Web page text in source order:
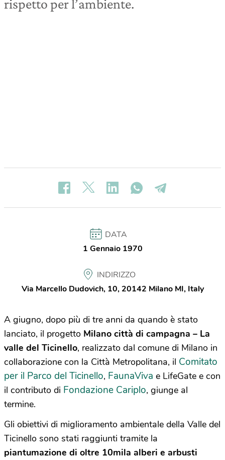
rispetto per l’ambiente.
DATA
1 Gennaio 1970
INDIRIZZO
Via Marcello Dudovich, 10, 20142 Milano MI, Italy
A giugno, dopo più di tre anni da quando è stato
lanciato, il progetto Milano città di campagna – La
valle del Ticinello, realizzato dal comune di Milano in
collaborazione con la Città Metropolitana, il Comitato
per il Parco del Ticinello, FaunaViva e LifeGate e con
il contributo di Fondazione Cariplo, giunge al
termine.
Gli obiettivi di miglioramento ambientale della Valle del
Ticinello sono stati raggiunti tramite la
piantumazione di oltre 10mila alberi e arbusti